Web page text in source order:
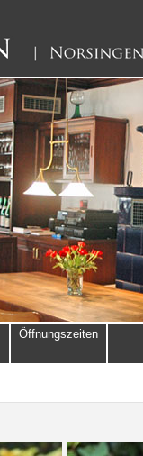
Öffnungszeiten